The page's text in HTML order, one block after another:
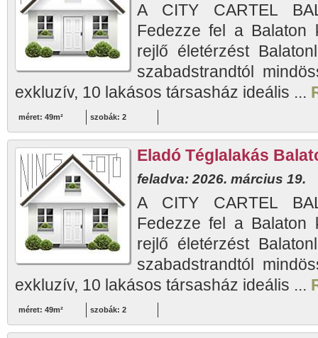
A CITY CARTEL
Fedezze fel a Balaton
rejlő életérzést
szabadstrandtól
exkluzív, 10 lakásos társasház ideális ...
méret: 49m² szobák: 2
Eladó Téglalakás
feladva: 2026. március 19.
A CITY CARTEL
Fedezze fel a Balaton
rejlő életérzést
szabadstrandtól
exkluzív, 10 lakásos társasház ideális ...
méret: 49m² szobák: 2